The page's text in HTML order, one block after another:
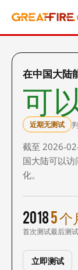
在中国大
可
近期无测试
截至 2026-
国大陆可以
化。
2018
首次测试
5 个
最后测试
立即测试